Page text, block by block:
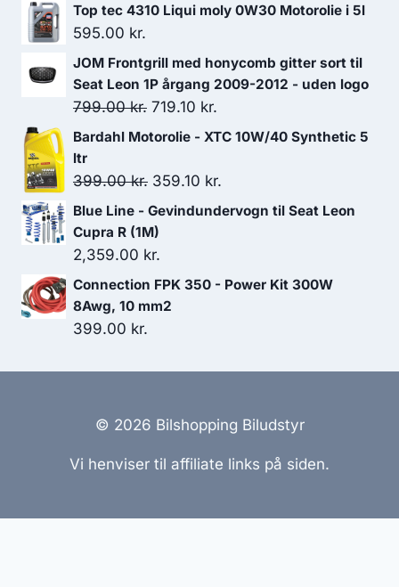
7,499.00 kr..5,889.00 kr..
Top tec 4310 Liqui moly 0W30 Motorolie i 5l
595.00 kr.
JOM Frontgrill med honycomb gitter sort til
Seat Leon 1P årgang 2009-2012 - uden logo
799.00kr. Den
oprindelige
var:
799.00 kr..
719.10 kr.
aktuelle
er:
719.10 kr..
Bardahl Motorolie - XTC 10W/40 Synthetic 5
ltr
399.00kr. Den
oprindelige
pris
var:
399.00 kr..
359.10 kr.
aktuelle
359.10 kr..
Blue Line - Gevindundervogn til Seat Leon
Cupra R (1M)
2,359.00 kr.
Connection FPK 350 - Power Kit 300W
8Awg, 10 mm2
399.00 kr.
© 2026 Bilshopping Biludstyr
Vi henviser til affiliate links på siden.